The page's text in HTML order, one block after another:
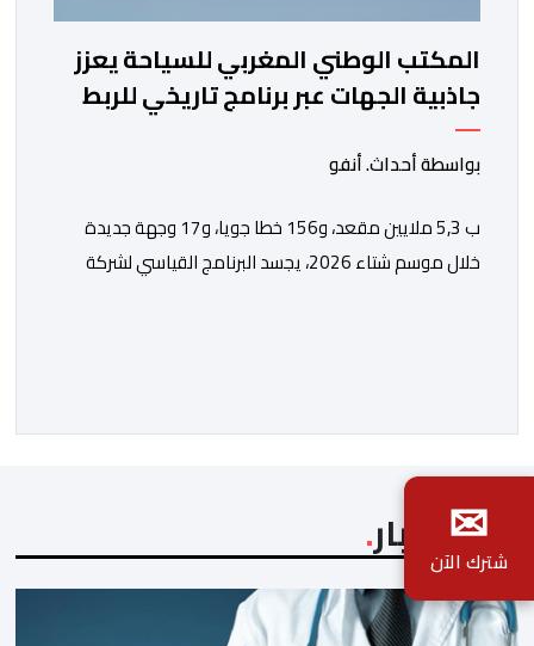
المكتب الوطني المغربي للسياحة يعزز
جاذبية الجهات عبر برنامج تاريخي للربط
الجوي مع شركة "رايان إير"
بواسطة أحداث. أنفو
ب 5,3 ملايين مقعد، و156 خطا جويا، و17 وجهة جديدة
خلال موسم شتاء 2026، يجسد البرنامج القياسي لشركة
الدينامية المتواصلة لاستراتيجيته في مجال النقل الجوي، […]
آخر الأخبار
✉
شترك الآن